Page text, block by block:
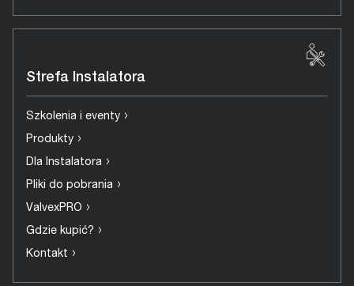
Strefa Instalatora
Szkolenia i eventy ›
Produkty ›
Dla Instalatora ›
Pliki do pobrania ›
ValvexPRO ›
Gdzie kupić? ›
Kontakt ›